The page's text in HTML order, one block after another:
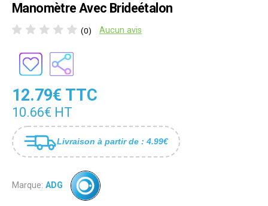
Manomètre Avec Brideétalon
(0) Aucun avis
12.79€ TTC
10.66€ HT
Livraison à partir de : 4.99€
Marque: ADG